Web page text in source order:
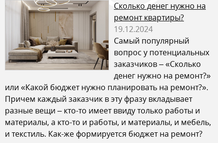
Сколько денег нужно на
ремонт квартиры?
19.12.2024
Самый популярный
вопрос у потенциальных
заказчиков – «Сколько
денег нужно на ремонт?»
или «Какой бюджет нужно планировать на ремонт?».
Причем каждый заказчик в эту фразу вкладывает
разные вещи – кто-то имеет ввиду только работы и
материалы, а кто-то и работы, и материалы, и мебель,
и текстиль. Как-же формируется бюджет на ремонт?